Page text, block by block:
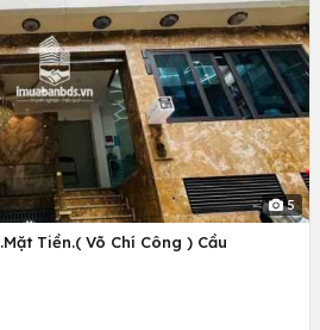
5
Tiền.( Võ Chí Công ) Cầu